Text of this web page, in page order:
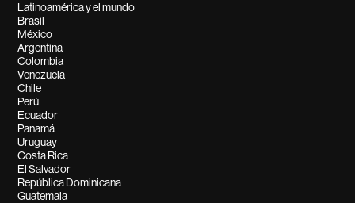
Latinoamérica y el mundo
Brasil
México
Argentina
Colombia
Venezuela
Chile
Perú
Ecuador
Panamá
Uruguay
Costa Rica
El Salvador
República Dominicana
Guatemala